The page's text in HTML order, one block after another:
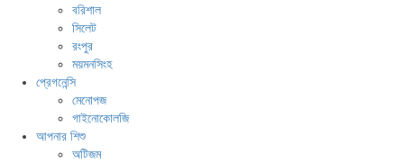
বরিশাল
সিলেট
রংপুর
ময়মনসিংহ
প্রেগনেন্সি
মেনোপজ
গাইনোকোলজি
আপনার শিশু
অটিজম